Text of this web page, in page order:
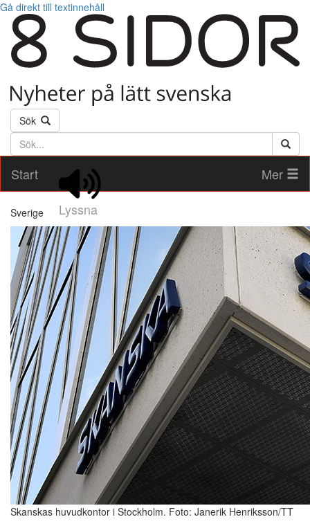
Gå direkt till textinnehåll
Sök
Söktext
Start
Lyssna
Mer
Sverige
Skanskas huvudkontor i Stockholm. Foto: Janerik Henriksson/TT